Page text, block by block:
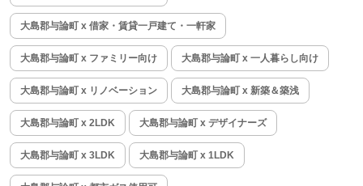
大島郡与論町 x 借家・賃貸一戸建て・一軒家
大島郡与論町 x ファミリー向け 大島郡与論町 x 一人暮らし向け
大島郡与論町 x リノベーション 大島郡与論町 x 新築＆築浅
大島郡与論町 x 2LDK 大島郡与論町 x デザイナーズ
大島郡与論町 x 3LDK 大島郡与論町 x 1LDK